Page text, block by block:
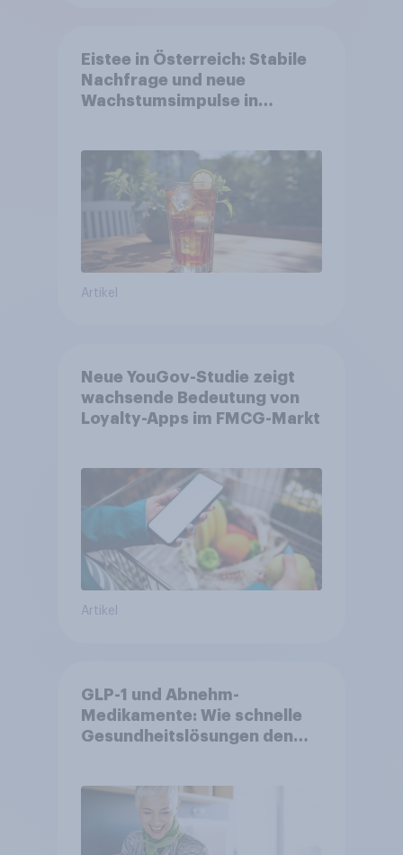
Eistee in Österreich: Stabile
Nachfrage und neue
Wachstumsimpulse in
Artikel
Neue YouGov-Studie zeigt
wachsende Bedeutung von
Loyalty-Apps im FMCG-Markt
Artikel
GLP-1 und Abnehm-
Medikamente: Wie schnelle
Gesundheitslösungen den